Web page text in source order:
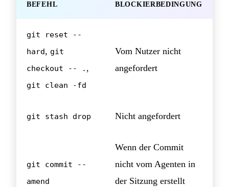
BEFEHL BLOCKIERBEDINGUNG
git reset --
hard, git
checkout -- . ,
git clean -fd
Vom Nutzer nicht
angefordert
git stash drop Nicht angefordert
git commit --
amend
Wenn der Commit
nicht vom Agenten in
der Sitzung erstellt